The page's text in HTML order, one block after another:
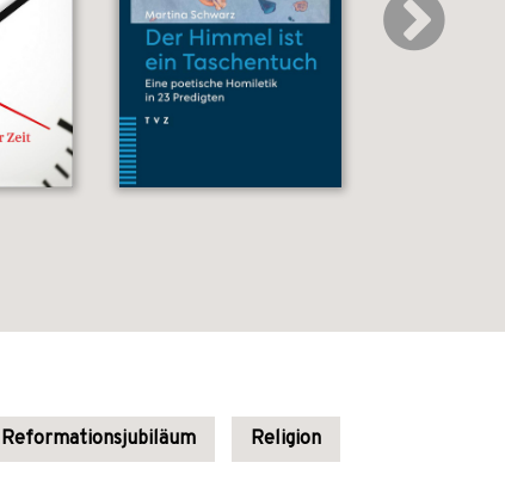
Reformationsjubiläum Religion